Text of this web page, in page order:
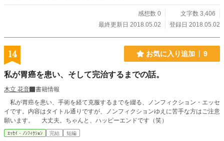
感想数 0
文字数 3,406
最終更新日 2018.05.02
登録日 2018.05.02
14 お気に入り追加 9
私が胃癌を患い、そして完治するまでの話。
木立 花音
書籍情報
私が胃癌を患い、手術を経て克服するまでを綴る、ノンフィクション・エッセ
イです。内容はタイトル通りですが、ノンフィクションゆえに苦手な方はご注意
願います。 大丈夫。ちゃんと、ハッピーエンドです（笑）
ｴｯｾｲ・ﾉﾝﾌｨｸｼｮﾝ 完結 短編